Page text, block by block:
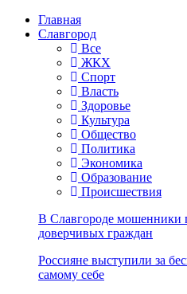
Главная
Славгород
Все
ЖКХ
Спорт
Власть
Здоровье
Культура
Общество
Политика
Экономика
Образование
Происшествия
В Славгороде мошенники
доверчивых граждан
Россияне выступили за
самому себе